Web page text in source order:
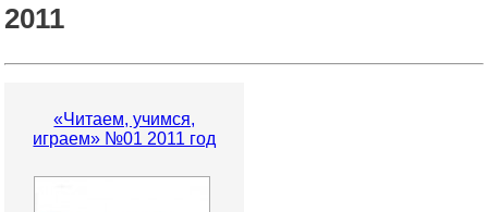
2011
«Читаем, учимся,
играем» №01 2011 год